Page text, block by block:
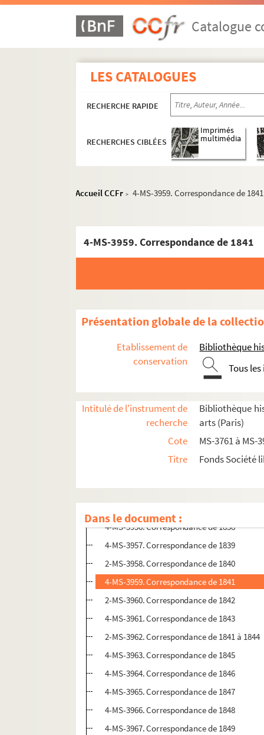
Catalogue
LES CATALOGUES
RECHERCHE RAPIDE
RECHERCHES CIBLÉES
Imprimés
multimédia
Accueil CCFr > 4-MS-3959. Correspondance de 1841
4-MS-3959. Correspondance de 1841
Présentation globale de la
Etablissement de
conservation
Bibliothèque
Tous
Intitulé de l'instrument de
recherche
Bibliothèque
arts (Paris)
Cote
MS-3761 à MS-
Titre
Fonds Société
Dans le document :
Documents relatifs à la vie de la société
Documents relatifs à une société de
Séances publiques de la Société libre des
Documents relatifs aux
Correspondance de la Société libre des beaux-
4-MS-3951. Correspondance de 1830
4-MS-3952. Correspondance de 1831
2-MS-3954. Correspondance de 1833
4-MS-3956. Correspondance de 1838
4-MS-3957. Correspondance de 1839
2-MS-3958. Correspondance de 1840
4-MS-3959. Correspondance de 1841
2-MS-3960. Correspondance de 1842
4-MS-3961. Correspondance de 1843
2-MS-3962. Correspondance de 1841 à 1844
4-MS-3963. Correspondance de 1845
4-MS-3964. Correspondance de 1846
4-MS-3965. Correspondance de 1847
4-MS-3966. Correspondance de 1848
4-MS-3967. Correspondance de 1849